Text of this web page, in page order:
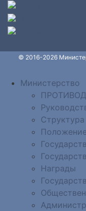
© 2016-2026
Министерство
Структура
Награды